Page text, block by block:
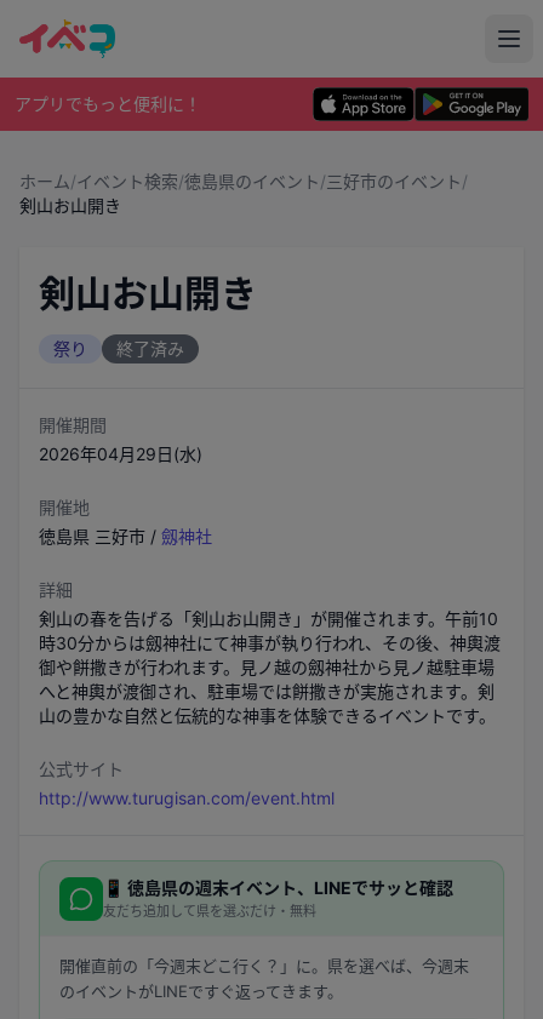
アプリでもっと便利に！
ホーム/イベント検索/徳島県のイベント/三好市のイベント/
剣山お山開き
剣山お山開き
祭り 終了済み
開催期間
2026年04月29日(水)
開催地
徳島県 三好市 / 劔神社
詳細
剣山の春を告げる「剣山お山開き」が開催されます。午前10
時30分からは劔神社にて神事が執り行われ、その後、神輿渡
御や餅撒きが行われます。見ノ越の劔神社から見ノ越駐車場
へと神輿が渡御され、駐車場では餅撒きが実施されます。剣
山の豊かな自然と伝統的な神事を体験できるイベントです。
公式サイト
http://www.turugisan.com/event.html
📱 徳島県の週末イベント、LINEでサッと確認
友だち追加して県を選ぶだけ・無料
開催直前の「今週末どこ行く？」に。県を選べば、今週末
のイベントがLINEですぐ返ってきます。